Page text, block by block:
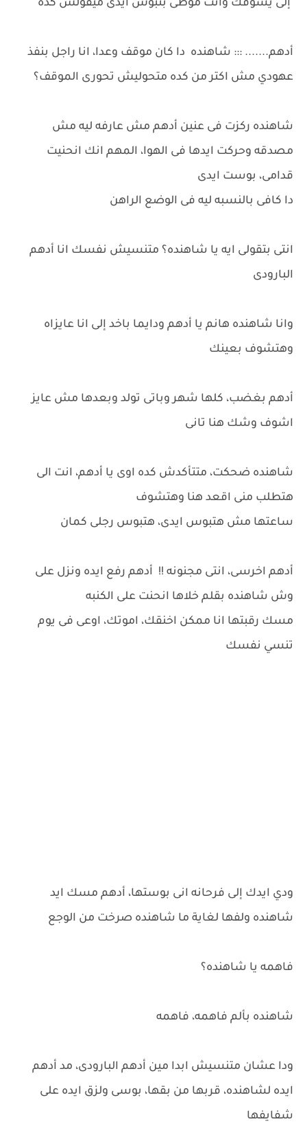
إلى يشوفك وانت موطى بتبوس ايدى ميقولش كده
أدهم....... ::: شاهنده دا كان موقف وعدا، انا راجل بنفذ
عهودي مش اكتر من كده متحوليش تحورى الموقف؟
شاهنده ركزت فى عنين أدهم مش عارفه ليه مش
مصدقه وحركت ايدها فى الهوا، المهم انك انحنيت
قدامى، بوست ايدى
دا كافى بالنسبه ليه فى الوضع الراهن
انتى بتقولى ايه يا شاهنده؟ متنسيش نفسك انا أدهم
البارودى
وانا شاهنده هانم يا أدهم ودايما باخد إلى انا عايزاه
وهتشوف بعينك
أدهم بغضب، كلها شهر وباتى تولد وبعدها مش عايز
اشوف وشك هنا تانى
شاهنده ضحكت، متتأكدش كده اوى يا أدهم، انت الى
هتطلب منى اقعد هنا وهتشوف
ساعتها مش هتبوس ايدى، هتبوس رجلى كمان
أدهم اخرسى، انتى مجنونه !! أدهم رفع ايده ونزل على
وش شاهنده بقلم خلاها انحنت على الكنبه
مسك رقبتها انا ممكن اخنقك، اموتك، اوعى فى يوم
تنسي نفسك
ودي ايدك إلى فرحانه انى بوستها، أدهم مسك ايد
شاهنده ولفها لغاية ما شاهنده صرخت من الوجع
فاهمه يا شاهنده؟
شاهنده بألم فاهمه، فاهمه
ودا عشان متنسيش ابدا مين أدهم البارودى، مد أدهم
ايده لشاهنده، قربها من بقها، بوسى ولزق ايده على
شفايفها